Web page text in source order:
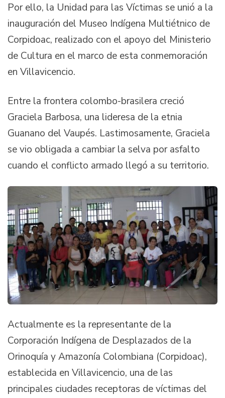
Por ello, la Unidad para las Víctimas se unió a la
inauguración del Museo Indígena Multiétnico de
Corpidoac, realizado con el apoyo del Ministerio
de Cultura en el marco de esta conmemoración
en Villavicencio.
Entre la frontera colombo-brasilera creció
Graciela Barbosa, una lideresa de la etnia
Guanano del Vaupés. Lastimosamente, Graciela
se vio obligada a cambiar la selva por asfalto
cuando el conflicto armado llegó a su territorio.
Actualmente es la representante de la
Corporación Indígena de Desplazados de la
Orinoquía y Amazonía Colombiana (Corpidoac),
establecida en Villavicencio, una de las
principales ciudades receptoras de víctimas del